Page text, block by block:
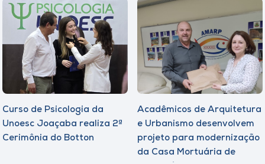
Curso de Psicologia da
Unoesc Joaçaba realiza 2ª
Cerimônia do Botton
Acadêmicos de Arquitetura
e Urbanismo desenvolvem
projeto para modernização
da Casa Mortuária de